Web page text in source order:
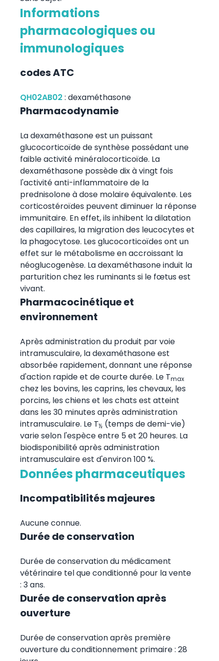
Informations
pharmacologiques ou
immunologiques
codes ATC
QH02AB02 : dexaméthasone
Pharmacodynamie
La dexaméthasone est un puissant
glucocorticoïde de synthèse possédant une
faible activité minéralocorticoïde. La
dexaméthasone possède dix à vingt fois
l'activité anti-inflammatoire de la
prednisolone à dose molaire équivalente. Les
corticostéroïdes peuvent diminuer la réponse
immunitaire. En effet, ils inhibent la dilatation
des capillaires, la migration des leucocytes et
la phagocytose. Les glucocorticoïdes ont un
effet sur le métabolisme en accroissant la
néoglucogenèse. La dexaméthasone induit la
parturition chez les ruminants si le fœtus est
vivant.
Pharmacocinétique et
environnement
Après administration du produit par voie
intramusculaire, la dexaméthasone est
absorbée rapidement, donnant une réponse
d'action rapide et de courte durée. Le Tmax
chez les bovins, les caprins, les chevaux, les
porcins, les chiens et les chats est atteint
dans les 30 minutes après administration
intramusculaire. Le T½ (temps de demi-vie)
varie selon l'espèce entre 5 et 20 heures. La
biodisponibilité après administration
intramusculaire est d'environ 100 %.
Données pharmaceutiques
Incompatibilités majeures
Aucune connue.
Durée de conservation
Durée de conservation du médicament
vétérinaire tel que conditionné pour la vente
: 3 ans.
Durée de conservation après
ouverture
Durée de conservation après première
ouverture du conditionnement primaire : 28